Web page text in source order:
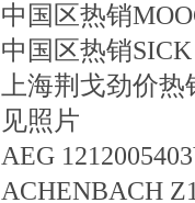
中国区热销
中国区热销
上海荆戈劲价
见照片
AEG
ACHENBACH